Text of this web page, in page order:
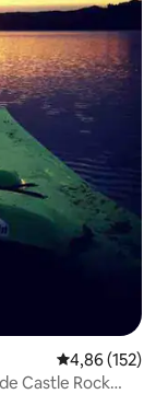
Évaluation
4,86 (152)
Castle Rock